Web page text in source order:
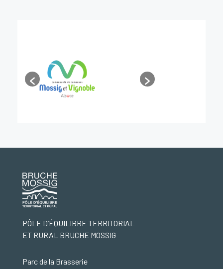
PÔLE D’ÉQUILIBRE TERRITORIAL
ET RURAL BRUCHE MOSSIG
Parc de la Brasserie